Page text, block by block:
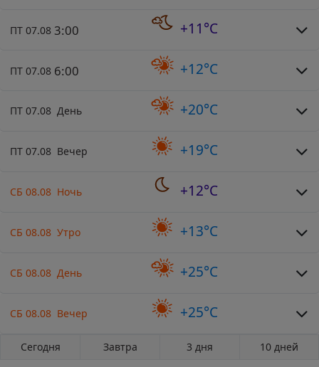
ПТ 07.08 3:00 +11°C
ПТ 07.08 6:00 +12°C
ПТ 07.08 День +20°C
ПТ 07.08 Вечер +19°C
СБ 08.08 Ночь +12°C
СБ 08.08 Утро +13°C
СБ 08.08 День +25°C
СБ 08.08 Вечер +25°C
Сегодня Завтра 3 дня 10 дней